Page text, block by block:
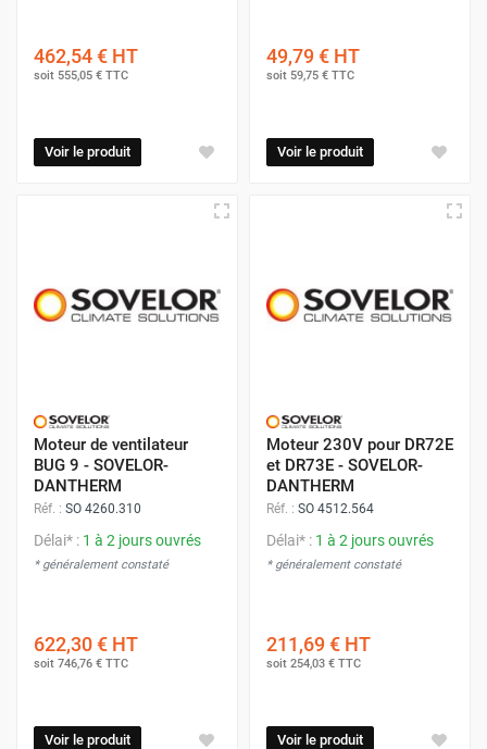
462,54 € HT
soit 555,05 € TTC
Voir le produit
49,79 € HT
soit 59,75 € TTC
Voir le produit
Moteur de ventilateur
BUG 9 - SOVELOR-
DANTHERM
Réf. : SO 4260.310
Délai* : 1 à 2 jours ouvrés
* généralement constaté
622,30 € HT
soit 746,76 € TTC
Voir le produit
Moteur 230V pour DR72E
et DR73E - SOVELOR-
DANTHERM
Réf. : SO 4512.564
Délai* : 1 à 2 jours ouvrés
* généralement constaté
211,69 € HT
soit 254,03 € TTC
Voir le produit